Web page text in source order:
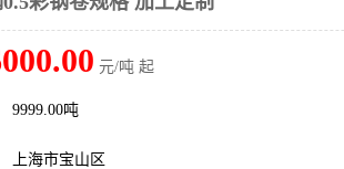
元/吨 起
9999.00吨
上海市宝山区